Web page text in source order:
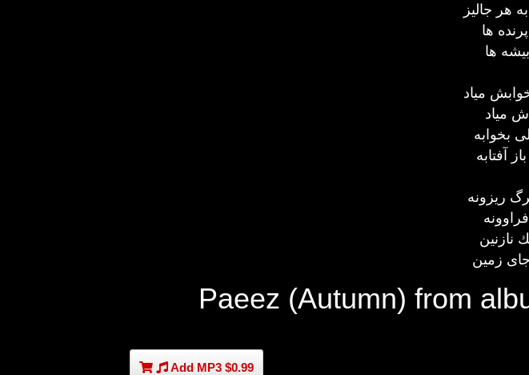
هر جاليز
ها
ها
مياد
مياد
بخوابه
آفتابه
ريزونه
نازنين
زمين
Paeez (Autumn) from
Add MP3 $0.99